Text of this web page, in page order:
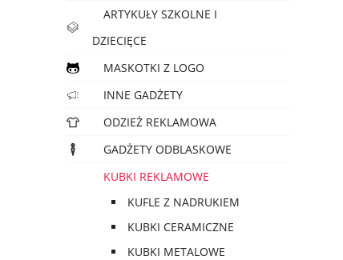
ARTYKUŁY SZKOLNE I
DZIECIĘCE
MASKOTKI Z LOGO
INNE GADŻETY
ODZIEŻ REKLAMOWA
GADŻETY ODBLASKOWE
KUBKI REKLAMOWE
KUFLE Z NADRUKIEM
KUBKI CERAMICZNE
KUBKI METALOWE